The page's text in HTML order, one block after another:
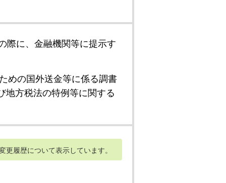
際に、金融機関等に提示す
めの国外送金等に係る調書
地方税法の特例等に関する
更履歴について表示しています。